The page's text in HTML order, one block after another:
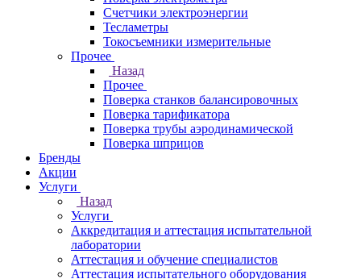
Счетчики электроэнергии
Тесламетры
Токосъемники измерительные
Прочее
Назад
Прочее
Поверка станков балансировочных
Поверка тарификатора
Поверка трубы аэродинамической
Поверка шприцов
Бренды
Акции
Услуги
Назад
Услуги
Аккредитация и аттестация испытательной
лаборатории
Аттестация и обучение специалистов
Аттестация испытательного оборудования